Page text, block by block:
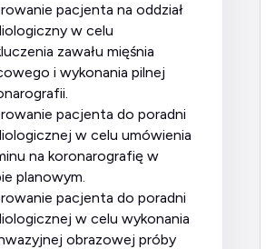
w celu
zawału mięśnia
i wykonania pilnej
w celu umówienia
na koronarografię w
planowym.
w celu wykonania
obrazowej próby